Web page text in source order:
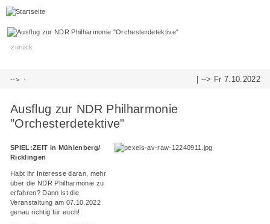
zurück
--> · | --> Fr 7.10.2022
Ausflug zur NDR Philharmonie
"Orchesterdetektive"
SPIEL:ZEIT in Mühlenberg/
Ricklingen
Habt ihr Interesse daran, mehr
über die NDR Philharmonie zu
erfahren? Dann ist die
Veranstaltung am 07.10.2022
genau richtig für euch!